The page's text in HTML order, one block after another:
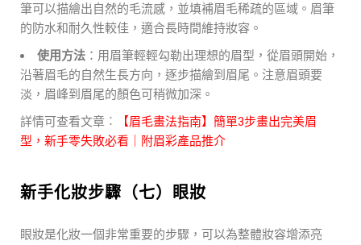
筆可以描繪出自然的毛流感，並填補眉毛稀疏的區域。眉筆
的防水和耐久性較佳，適合長時間維持妝容。
使用方法 ：用眉筆輕輕勾勒出理想的眉型，從眉頭開始，
沿著眉毛的自然生長方向，逐步描繪到眉尾。注意眉頭要
淡，眉峰到眉尾的顏色可稍微加深。
詳情可查看文章︰
【眉毛畫法指南】簡單3步畫出完美眉
型，新手零失敗必看｜附眉彩產品推介
新手化妝步驟（七）眼妝
眼妝是化妝一個非常重要的步驟，可以為整體妝容增添亮